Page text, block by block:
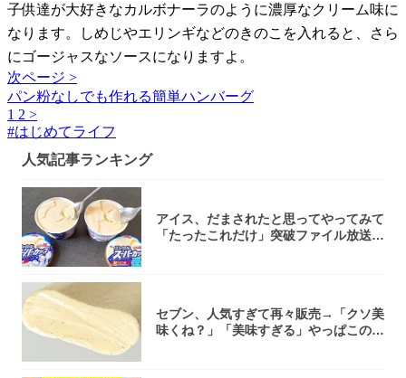
子供達が大好きなカルボナーラのように濃厚なクリーム味に
なります。しめじやエリンギなどのきのこを入れると、さら
にゴージャスなソースになりますよ。
次ページ >
パン粉なしでも作れる簡単ハンバーグ
1 2 >
#はじめてライフ
人気記事ランキング
アイス、だまされたと思ってやってみて
「たったこれだけ」突破ファイル放送で
セブン、人気すぎて再々販売→「クソ美
味くね？」「美味すぎる」やっぱこのク